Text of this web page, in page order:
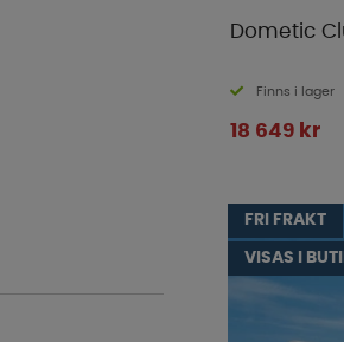
Dometic
Finns i lager
18 649 kr
FRI FRAKT
VISAS I